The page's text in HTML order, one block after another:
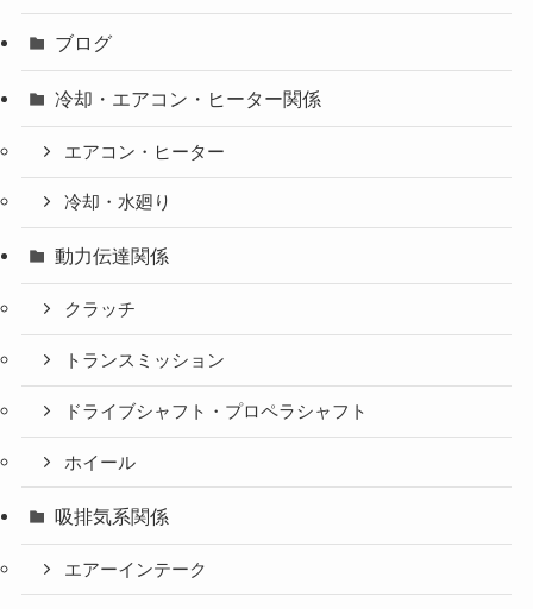
ブログ
冷却・エアコン・ヒーター関係
エアコン・ヒーター
冷却・水廻り
動力伝達関係
クラッチ
トランスミッション
ドライブシャフト・プロペラシャフト
ホイール
吸排気系関係
エアーインテーク